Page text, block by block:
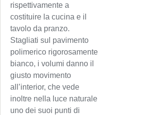
rispettivamente a
costituire la cucina e il
tavolo da pranzo.
Stagliati sul pavimento
polimerico rigorosamente
bianco, i volumi danno il
giusto movimento
all’interior, che vede
inoltre nella luce naturale
uno dei suoi punti di